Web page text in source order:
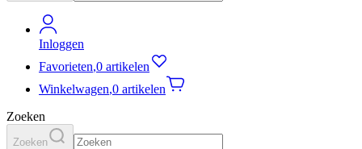
Inloggen
Favorieten,0 artikelen
Winkelwagen,0 artikelen
Zoeken
Zoeken